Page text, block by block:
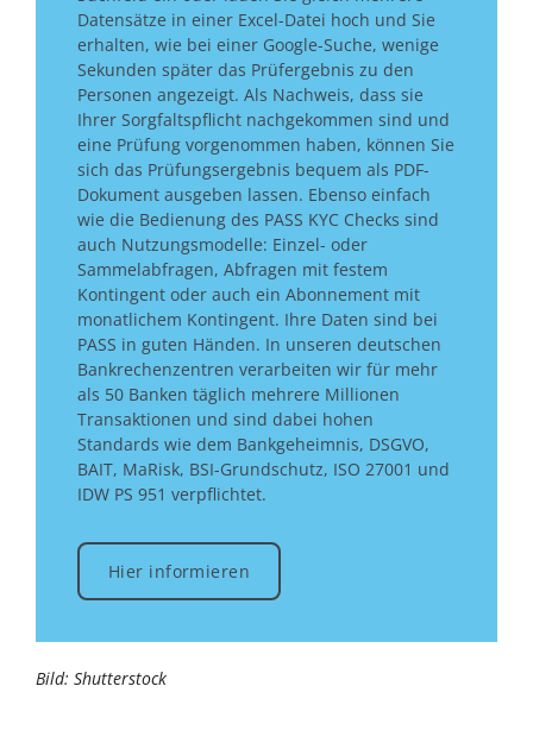
Datensätze in einer Excel-Datei hoch und Sie
erhalten, wie bei einer Google-Suche, wenige
Sekunden später das Prüfergebnis zu den
Personen angezeigt. Als Nachweis, dass sie
Ihrer Sorgfaltspflicht nachgekommen sind und
eine Prüfung vorgenommen haben, können Sie
sich das Prüfungsergebnis bequem als PDF-
Dokument ausgeben lassen. Ebenso einfach
wie die Bedienung des PASS KYC Checks sind
auch Nutzungsmodelle: Einzel- oder
Sammelabfragen, Abfragen mit festem
Kontingent oder auch ein Abonnement mit
monatlichem Kontingent. Ihre Daten sind bei
PASS in guten Händen. In unseren deutschen
Bankrechenzentren verarbeiten wir für mehr
als 50 Banken täglich mehrere Millionen
Transaktionen und sind dabei hohen
Standards wie dem Bankgeheimnis, DSGVO,
BAIT, MaRisk, BSI-Grundschutz, ISO 27001 und
IDW PS 951 verpflichtet.
Hier informieren
Bild: Shutterstock